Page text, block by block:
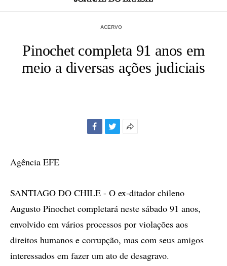
ACERVO
Pinochet completa 91 anos em
meio a diversas ações judiciais
Agência EFE
SANTIAGO DO CHILE - O ex-ditador chileno
Augusto Pinochet completará neste sábado 91 anos,
envolvido em vários processos por violações aos
direitos humanos e corrupção, mas com seus amigos
interessados em fazer um ato de desagravo.